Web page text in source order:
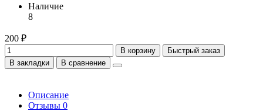
Наличие
8
200 ₽
В корзину
Быстрый заказ
В закладки
В сравнение
Описание
Отзывы 0